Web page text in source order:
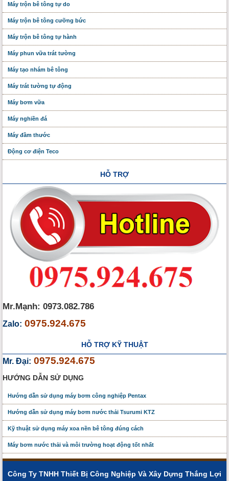
Máy trộn bê tông tự do
Máy trộn bê tông cưỡng bức
Máy trộn bê tông tự hành
Máy phun vữa trát tường
Máy tạo nhám bê tông
Máy trát tường tự động
Máy bơm vữa
Máy nghiền đá
Máy đầm thước
Động cơ điện Teco
HỖ TRỢ
Mr.Mạnh: 0973.082.786
Zalo: 0975.924.675
HỖ TRỢ KỸ THUẬT
Mr. Đại: 0975.924.675
HƯỚNG DẪN SỬ DỤNG
Hướng dẫn sử dụng máy bơm công nghiệp Pentax
Hướng dẫn sử dụng máy bơm nước thải Tsurumi KTZ
Kỹ thuật sử dụng máy xoa nền bê tông đúng cách
Máy bơm nước thải và môi trường hoạt động tốt nhất
Công Ty TNHH Thiết Bị Công Nghiệp Và Xây Dựng Thắng Lợi